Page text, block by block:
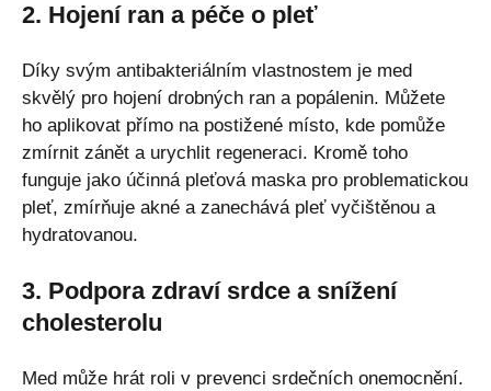
2. Hojení ran a péče o pleť
Díky svým antibakteriálním vlastnostem je med
skvělý pro hojení drobných ran a popálenin. Můžete
ho aplikovat přímo na postižené místo, kde pomůže
zmírnit zánět a urychlit regeneraci. Kromě toho
funguje jako účinná pleťová maska pro problematickou
pleť, zmírňuje akné a zanechává pleť vyčištěnou a
hydratovanou.
3. Podpora zdraví srdce a snížení
cholesterolu
Med může hrát roli v prevenci srdečních onemocnění.